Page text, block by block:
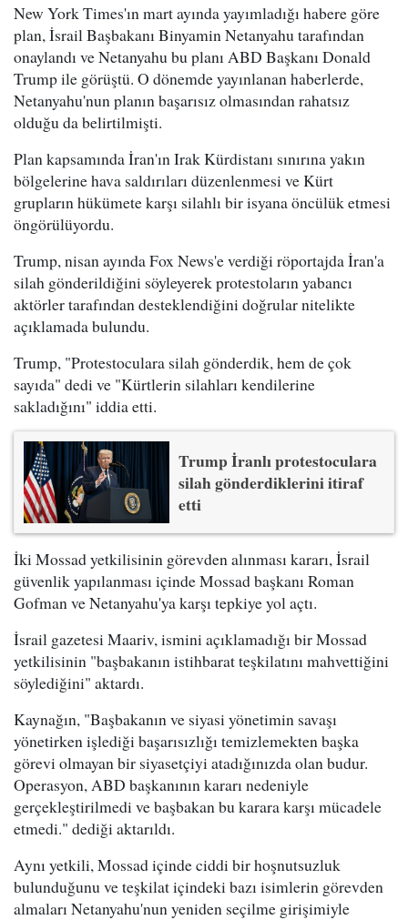
New York Times'ın mart ayında yayımladığı habere göre
plan, İsrail Başbakanı Binyamin Netanyahu tarafından
onaylandı ve Netanyahu bu planı ABD Başkanı Donald
Trump ile görüştü. O dönemde yayınlanan haberlerde,
Netanyahu'nun planın başarısız olmasından rahatsız
olduğu da belirtilmişti.
Plan kapsamında İran'ın Irak Kürdistanı sınırına yakın
bölgelerine hava saldırıları düzenlenmesi ve Kürt
grupların hükümete karşı silahlı bir isyana öncülük etmesi
öngörülüyordu.
Trump, nisan ayında Fox News'e verdiği röportajda İran'a
silah gönderildiğini söyleyerek protestoların yabancı
aktörler tarafından desteklendiğini doğrular nitelikte
açıklamada bulundu.
Trump, "Protestoculara silah gönderdik, hem de çok
sayıda" dedi ve "Kürtlerin silahları kendilerine
sakladığını" iddia etti.
Trump İranlı protestoculara
silah gönderdiklerini itiraf
etti
İki Mossad yetkilisinin görevden alınması kararı, İsrail
güvenlik yapılanması içinde Mossad başkanı Roman
Gofman ve Netanyahu'ya karşı tepkiye yol açtı.
İsrail gazetesi Maariv, ismini açıklamadığı bir Mossad
yetkilisinin "başbakanın istihbarat teşkilatını mahvettiğini
söylediğini" aktardı.
Kaynağın, "Başbakanın ve siyasi yönetimin savaşı
yönetirken işlediği başarısızlığı temizlemekten başka
görevi olmayan bir siyasetçiyi atadığınızda olan budur.
Operasyon, ABD başkanının kararı nedeniyle
gerçekleştirilmedi ve başbakan bu karara karşı mücadele
etmedi." dediği aktarıldı.
Aynı yetkili, Mossad içinde ciddi bir hoşnutsuzluk
bulunduğunu ve teşkilat içindeki bazı isimlerin görevden
almaları Netanyahu'nun yeniden seçilme girişimiyle